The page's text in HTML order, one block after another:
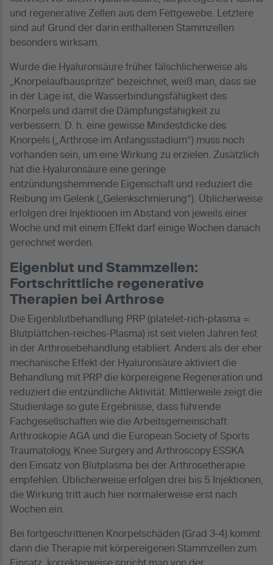
und regenerative Zellen aus dem Fettgewebe. Letztere
sind auf Grund der darin enthaltenen Stammzellen
besonders wirksam.
Wurde die Hyaluronsäure früher fälschlicherweise als
„Knorpelaufbauspritze“ bezeichnet, weiß man, dass sie
in der Lage ist, die Wasserbindungsfähigkeit des
Knorpels und damit die Dämpfungsfähigkeit zu
verbessern. D. h. eine gewisse Mindestdicke des
Knorpels („Arthrose im Anfangsstadium“) muss noch
vorhanden sein, um eine Wirkung zu erzielen. Zusätzlich
hat die Hyaluronsäure eine geringe
entzündungshemmende Eigenschaft und reduziert die
Reibung im Gelenk („Gelenkschmierung“). Üblicherweise
erfolgen drei Injektionen im Abstand von jeweils einer
Woche und mit einem Effekt darf einige Wochen danach
gerechnet werden.
Eigenblut und Stammzellen:
Fortschrittliche regenerative
Therapien bei Arthrose
Die Eigenblutbehandlung PRP (platelet-rich-plasma =
Blutplättchen-reiches-Plasma) ist seit vielen Jahren fest
in der Arthrosebehandlung etabliert. Anders als der eher
mechanische Effekt der Hyaluronsäure aktiviert die
Behandlung mit PRP die körpereigene Regeneration und
reduziert die entzündliche Aktivität. Mittlerweile zeigt die
Studienlage so gute Ergebnisse, dass führende
Fachgesellschaften wie die Arbeitsgemeinschaft
Arthroskopie AGA und die European Society of Sports
Traumatology, Knee Surgery and Arthroscopy ESSKA
den Einsatz von Blutplasma bei der Arthrosetherapie
empfehlen. Üblicherweise erfolgen drei bis 5 Injektionen,
die Wirkung tritt auch hier normalerweise erst nach
Wochen ein.
Bei fortgeschrittenen Knorpelschäden (Grad 3-4) kommt
dann die Therapie mit körpereigenen Stammzellen zum